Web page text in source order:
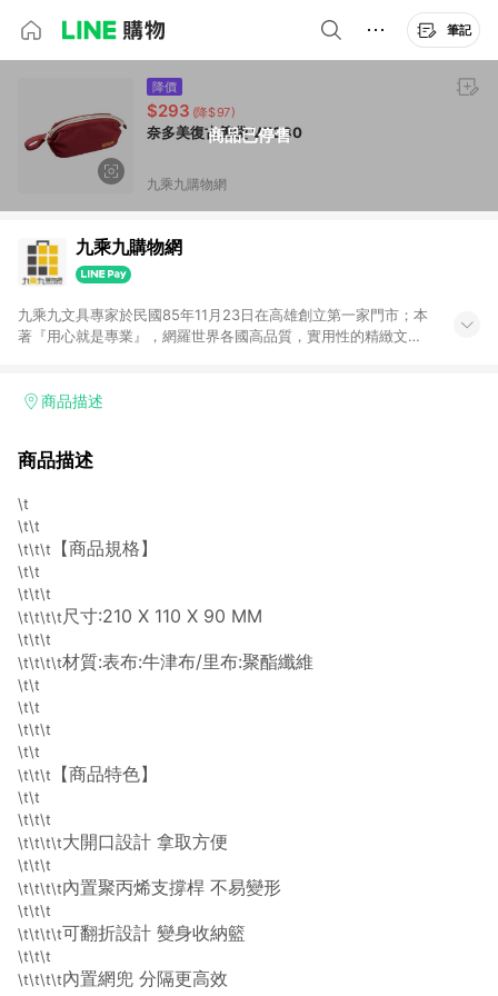
筆記
商品已停售
降價
$293 (降$97)
奈多美復古筆袋 VT330
九乘九購物網
九乘九購物網
九乘九文具專家於民國85年11月23日在高雄創立第一家門市；本
著『用心就是專業』，網羅世界各國高品質，實用性的精緻文具
非店舖通路及整合虛實行銷為目標，並以完整的物流倉儲系統，
才享有回饋，點數將於廠商出貨後 30 天前後發送。 (2) 門市訂
導購資格。 (3) 使用九乘九APP下單，將無法獲得點數回饋。
商品描述
商品描述
\t
\t\t
\t\t\t
【商品規格】
\t\t
\t\t\t
\t\t\t\t尺寸:210 X 110 X 90 MM
\t\t\t
\t\t\t\t材質:表布:牛津布/里布:聚酯纖維
\t\t
\t\t
\t\t\t
\t\t
\t\t\t
【商品特色】
\t\t
\t\t\t
\t\t\t\t大開口設計 拿取方便
\t\t\t
\t\t\t\t內置聚丙烯支撐桿 不易變形
\t\t\t
\t\t\t\t可翻折設計 變身收納籃
\t\t\t
\t\t\t\t內置網兜 分隔更高效